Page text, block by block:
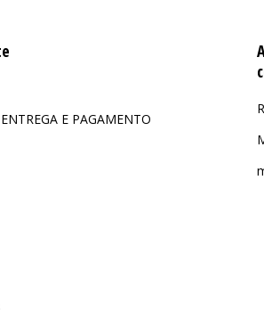
E PAGAMENTO